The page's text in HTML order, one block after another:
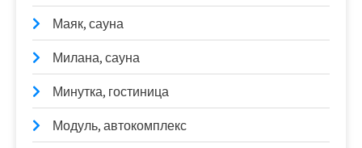
Маяк, сауна
Милана, сауна
Минутка, гостиница
Модуль, автокомплекс